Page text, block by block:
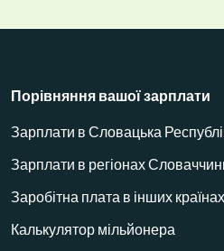
Порівняння вашої зарплати
Зарплати в Словацька
Зарплати в регіонах
Заробітна плата в інших країнах
Калькулятор мільйонера